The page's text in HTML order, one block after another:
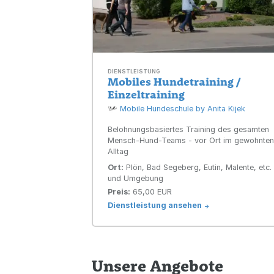
DIENSTLEISTUNG
Mobiles Hundetraining /
Einzeltraining
Mobile Hundeschule by Anita Kijek
Belohnungsbasiertes Training des gesamten
Mensch-Hund-Teams - vor Ort im gewohnten
Alltag
Ort: Plön, Bad Segeberg, Eutin, Malente, etc.
und Umgebung
Preis: 65,00 EUR
Dienstleistung ansehen ->
Unsere Angebote